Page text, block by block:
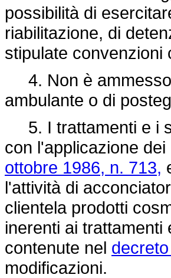
possibilità di
riabilitazione, di
stipulate convenzioni
4. Non è ammesso
ambulante o di
5. I trattamenti e i
con l'applicazione
ottobre 1986, n. 713,
l'attività di
clientela prodotti
inerenti ai
contenute nel
modificazioni.